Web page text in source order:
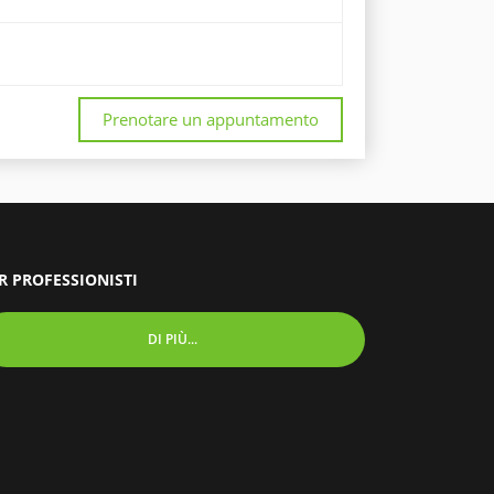
Prenotare un appuntamento
PROFESSIONISTI
DI PIÙ...